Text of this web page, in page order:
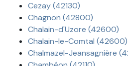
Cezay (42130)
Chagnon (42800)
Chalain-d'Uzore (42600)
Chalain-le-Comtal (42600)
Chalmazel-Jeansagnière